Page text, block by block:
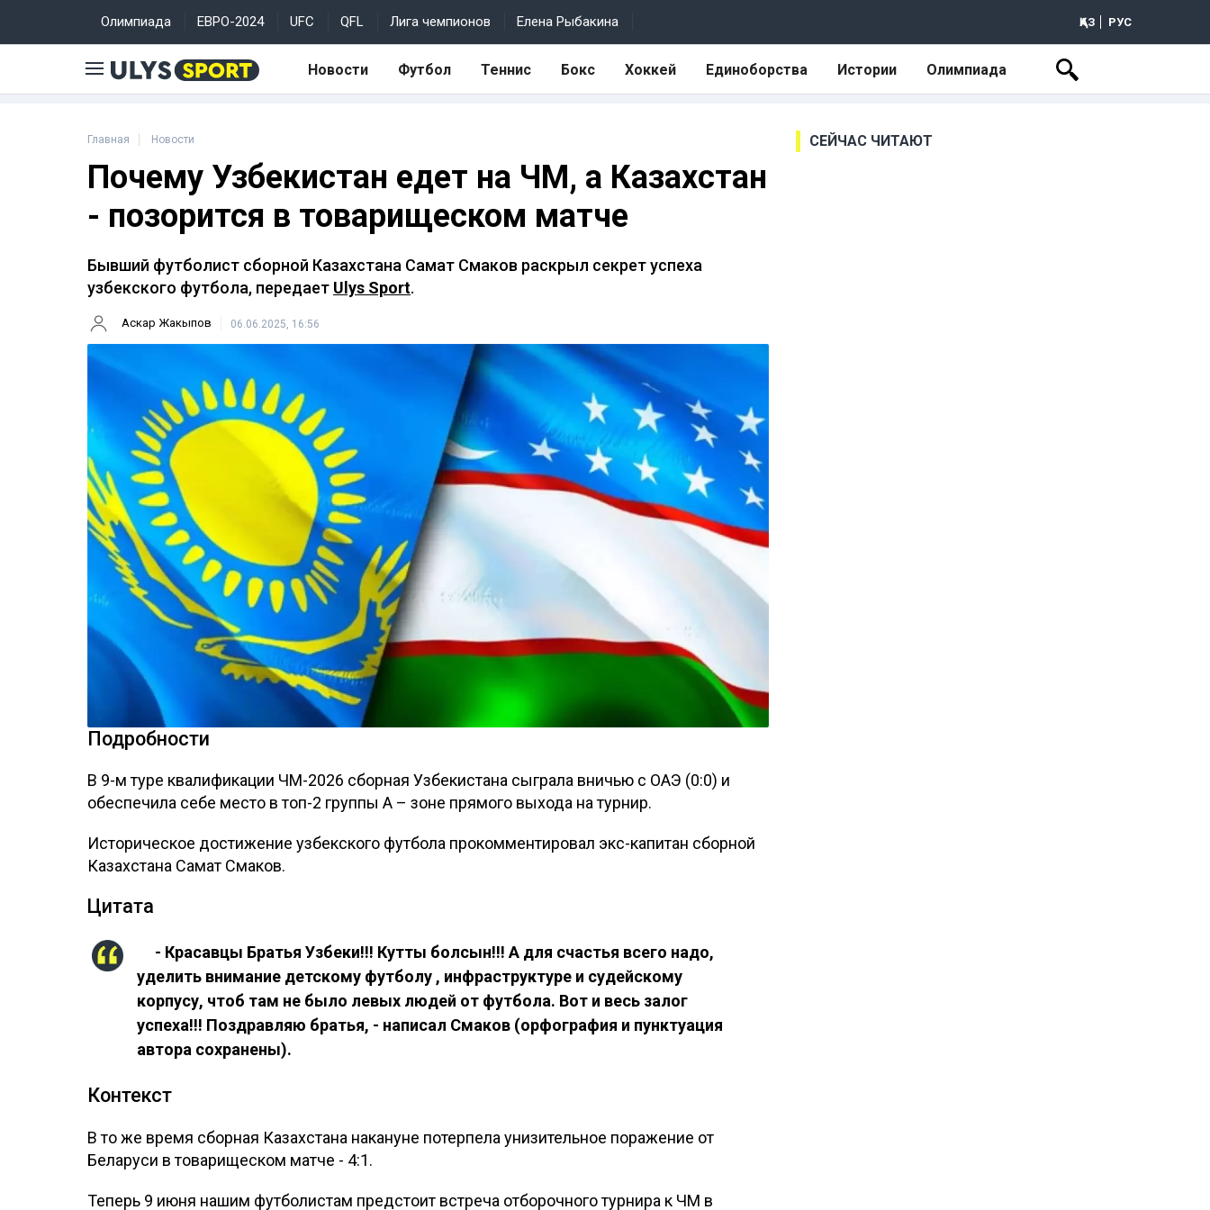
Олимпиада ЕВРО-2024 UFC QFL Лига чемпионов Елена Рыбакина ҚАЗ РУС
Новости Футбол Теннис Бокс Хоккей Единоборства Истории Олимпиада
Главная Новости
Почему Узбекистан едет на ЧМ, а Казахстан
- позорится в товарищеском матче
Бывший футболист сборной Казахстана Самат Смаков раскрыл секрет успеха
узбекского футбола, передает Ulys Sport.
Аскар Жакыпов 06.06.2025, 16:56
Подробности
В 9-м туре квалификации ЧМ-2026 сборная Узбекистана сыграла вничью с ОАЭ (0:0) и
обеспечила себе место в топ-2 группы А – зоне прямого выхода на турнир.
Историческое достижение узбекского футбола прокомментировал экс-капитан сборной
Казахстана Самат Смаков.
Цитата
- Красавцы Братья Узбеки!!! Кутты болсын!!! А для счастья всего надо,
уделить внимание детскому футболу , инфраструктуре и судейскому
корпусу, чтоб там не было левых людей от футбола. Вот и весь залог
успеха!!! Поздравляю братья, - написал Смаков (орфография и пунктуация
автора сохранены).
Контекст
В то же время сборная Казахстана накануне потерпела унизительное поражение от
Беларуси в товарищеском матче - 4:1.
Теперь 9 июня нашим футболистам предстоит встреча отборочного турнира к ЧМ в
СЕЙЧАС ЧИТАЮТ